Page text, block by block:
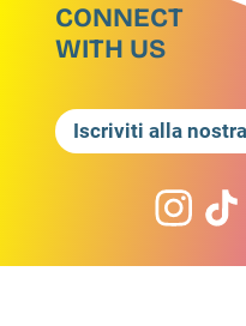
CONNECT
WITH US
Iscriviti alla